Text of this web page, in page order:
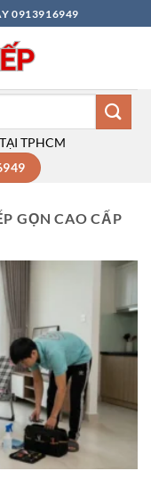
0913916949
TPHCM
GỌN CAO CẤP